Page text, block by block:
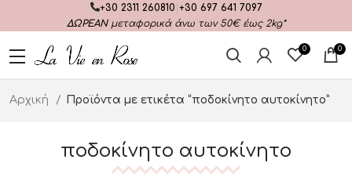
+30 2311 260810 +30 697 641 7097
ΔΩΡΕΑΝμεταφορικά άνω των 50€ έως 2kg*
0 0
Αρχική Προϊόντα με ετικέτα “ποδοκίνητο αυτοκίνητο”
ποδοκίνητο αυτοκίνητο